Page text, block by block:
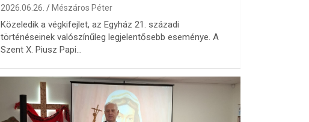
2026.06.26. Mészáros Péter
Közeledik a végkifejlet, az Egyház 21. századi
történéseinek valószínűleg legjelentősebb eseménye. A
Szent X. Piusz Papi…